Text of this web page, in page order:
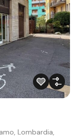
Lombardia,